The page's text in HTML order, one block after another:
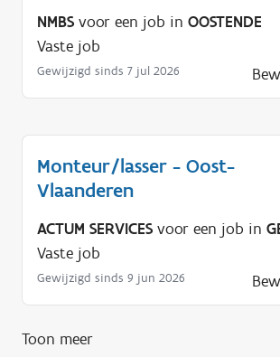
NMBS voor een job in OOSTENDE
Vaste job
Gewijzigd sinds 7 jul 2026
Monteur/lasser - Oost-
Vlaanderen
ACTUM SERVICES voor een job in
Vaste job
Gewijzigd sinds 9 jun 2026
Toon meer